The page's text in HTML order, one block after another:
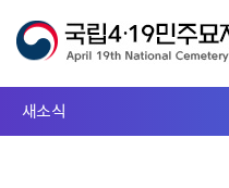
새소식